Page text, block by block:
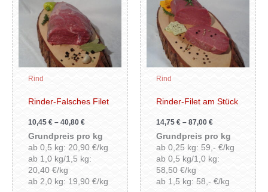
Rind
Rinder-Falsches Filet
10,45€ –40,80€
Grundpreis pro kg
ab 0,5 kg: 20,90 €/kg
ab 1,0 kg/1,5 kg:
20,40 €/kg
ab 2,0 kg: 19,90 €/kg
Produkt
weist
mehrere
Varianten
auf.
Optionen
können
Produktseite
gewählt
werden
Rind
Rinder-Filet am Stück
14,75€ –87,00€
Grundpreis pro kg
ab 0,25 kg: 59,- €/kg
ab 0,5 kg/1,0 kg:
58,50 €/kg
ab 1,5 kg: 58,- €/kg
Produkt
weist
auf.
können
gewählt
werden